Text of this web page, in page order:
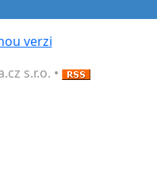
verzi
s.r.o. •